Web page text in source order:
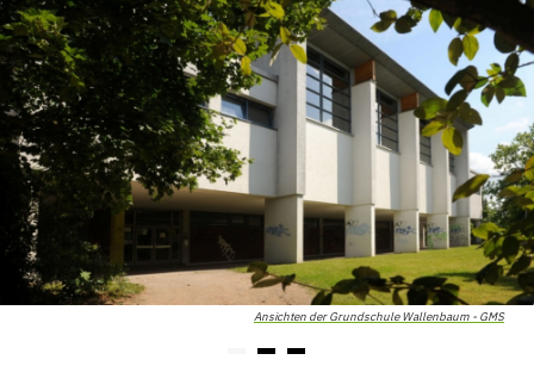
Ansichten der Grundschule Wallenbaum - GMS